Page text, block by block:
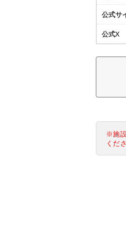
公式サ
公式X
※施
くだ